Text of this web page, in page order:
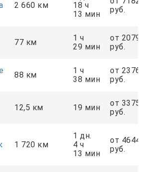
2 660 км
18 ч
13 мин
руб.
77 км
1 ч
29 мин
от 2079
руб.
88 км
1 ч
38 мин
от 2376
руб.
12,5 км 19 мин
от 3375
руб.
1 720 км
1 дн.
4 ч
13 мин
от
руб.